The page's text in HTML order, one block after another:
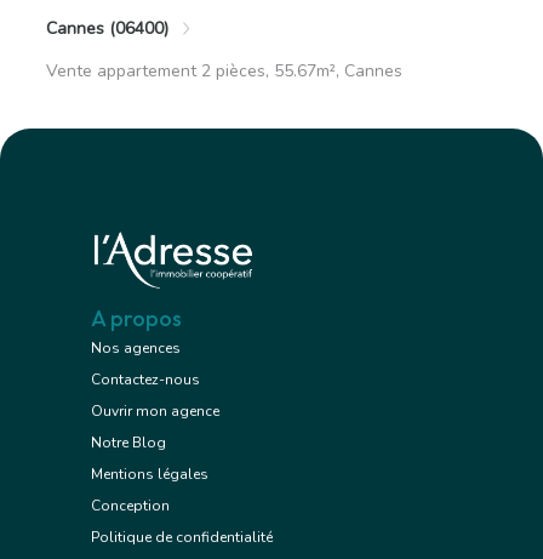
Cannes (06400)
Vente appartement 2 pièces, 55.67m², Cannes
A propos
Nos agences
Contactez-nous
Ouvrir mon agence
Notre Blog
Mentions légales
Conception
Politique de confidentialité